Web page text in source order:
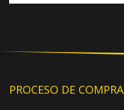
PROCESO DE COMPRA